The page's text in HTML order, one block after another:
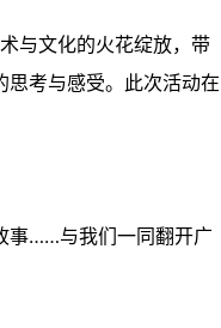
与文化的火花绽放，带
考与感受。此次活动在
事……与我们一同翻开广